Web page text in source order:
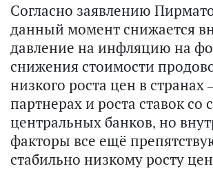
Согласно заявлению
данный момент снижается
давление на инфляцию на
снижения стоимости
низкого роста цен в
партнерах и роста ставок со
центральных банков, но
факторы все ещё
стабильно низкому росту